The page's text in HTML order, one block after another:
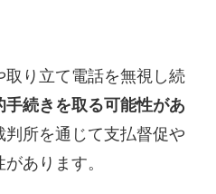
り立て電話を無視し続
手続きを取る可能性があ
所を通じて支払督促や
あります。